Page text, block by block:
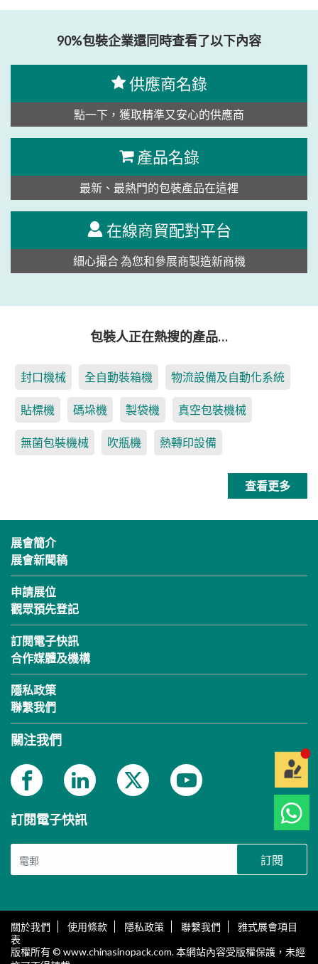
90%包裝企業還同時查看了以下內容
供應商名錄
點一下，獲取精準又安心的供應商
產品名錄
最新、最熱門的包裝產品在這裡
在線商貿配對平台
細心撮合 為您和參展商製造新商機
包裝人正在熱搜的產品…
封口機械 全自動裝箱機 物流設備及自動化系統
貼標機 碼垛機 製袋機 真空包裝機械
無菌包裝機械 吹瓶機 熱轉印設備
查看更多
展會簡介
展會新聞稿
申請展位
觀眾預先登記
訂閱電子快訊
合作媒體及機構
隱私政策
聯繫我們
關注我們
訂閱電子快訊
訂閱
關於我們 使用條款 隱私政策 聯繫我們
雅式展會項目
表
版權所有 © www.chinasinopack.com. 本網站內容受版權保護，未經